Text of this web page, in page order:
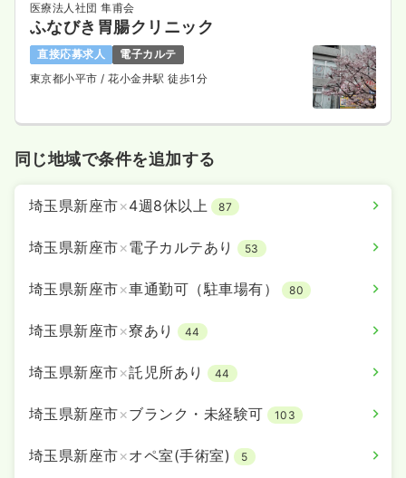
気になる
2交代（常勤） 一時募集休止
時間 8:40～17:10
月給29万円以上可
気になる 詳細を見る
透析 正看護師 一般病院
日勤のみ（常勤）
給与 22.0万円〜 /月 賞与2回
※経験5年の例
年間休日125日
4週8休以上
担当業務未経験可
医療法人社団 隼甫会
ふなびき胃腸クリニック
直接応募求人
電子カルテ
東京都小平市 / 花小金井駅 徒歩1分
同じ地域で条件を追加する
埼玉県新座市×4週8休以上 87
埼玉県新座市×電子カルテあり 53
埼玉県新座市×車通勤可（駐車場有） 80
埼玉県新座市×寮あり 44
埼玉県新座市×託児所あり 44
埼玉県新座市×ブランク・未経験可 103
埼玉県新座市×オペ室(手術室) 5